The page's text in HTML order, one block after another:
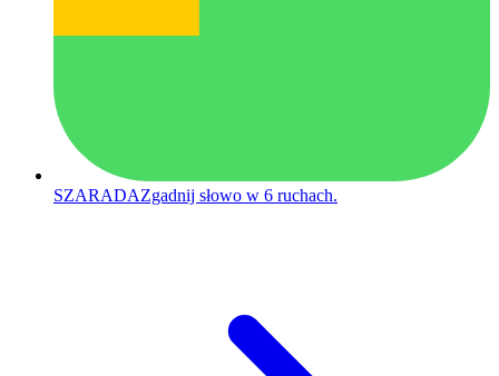
SZARADAZgadnij słowo w 6 ruchach.